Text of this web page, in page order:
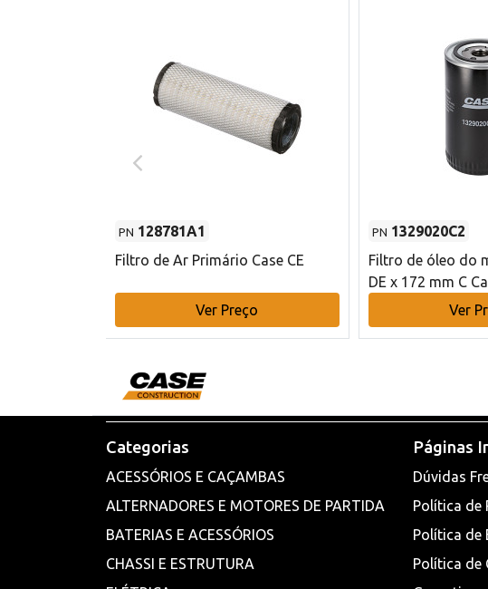
PN 128781A1
Filtro de Ar Primário Case CE
Ver Preço
PN 1329020C2
Filtro de óleo do
DE x 172 mm C
Ver
Categorias
ACESSÓRIOS E CAÇAMBAS
ALTERNADORES E MOTORES DE PARTIDA
BATERIAS E ACESSÓRIOS
CHASSI E ESTRUTURA
Páginas
Dúvidas
Política de
Política de
Política de